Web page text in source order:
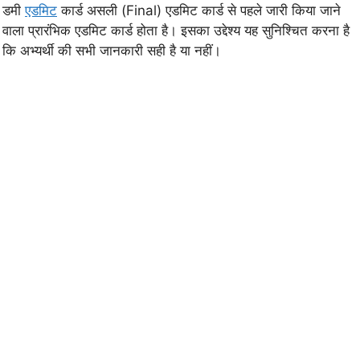
डमीएडमिट कार्ड असली (Final) एडमिट कार्ड से पहले जारी किया जाने
वाला प्रारंभिक एडमिट कार्ड होता है। इसका उद्देश्य यह सुनिश्चित करना है
कि अभ्यर्थी की सभी जानकारी सही है या नहीं।